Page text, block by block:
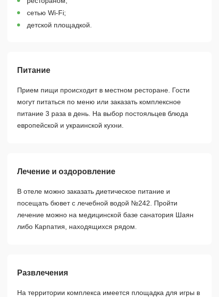
сетью Wi-Fi;
детской площадкой.
Питание
Прием пищи происходит в местном ресторане. Гости
могут питаться по меню или заказать комплексное
питание 3 раза в день. На выбор постояльцев блюда
европейской и украинской кухни.
Лечение и оздоровление
В отеле можно заказать диетическое питание и
посещать бювет с лечебной водой №242. Пройти
лечение можно на медицинской базе санатория Шаян
либо Карпатия, находящихся рядом.
Развлечения
На территории комплекса имеется площадка для игры в